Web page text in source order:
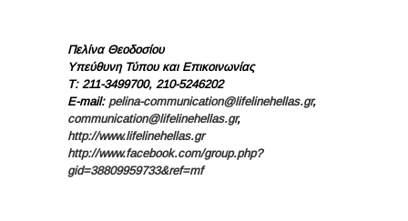
Πελίνα Θεοδοσίου
Υπεύθυνη Τύπου και Επικοινωνίας
Τ: 211-3499700, 210-5246202
E-mail: pelina-communication@lifelinehellas.gr,
communication@lifelinehellas.gr,
http://www.lifelinehellas.gr
http://www.facebook.com/group.php?
gid=38809959733&ref=mf